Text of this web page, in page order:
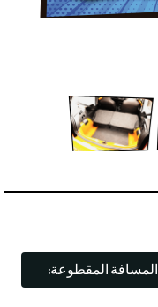
المسافة المقطوعة: